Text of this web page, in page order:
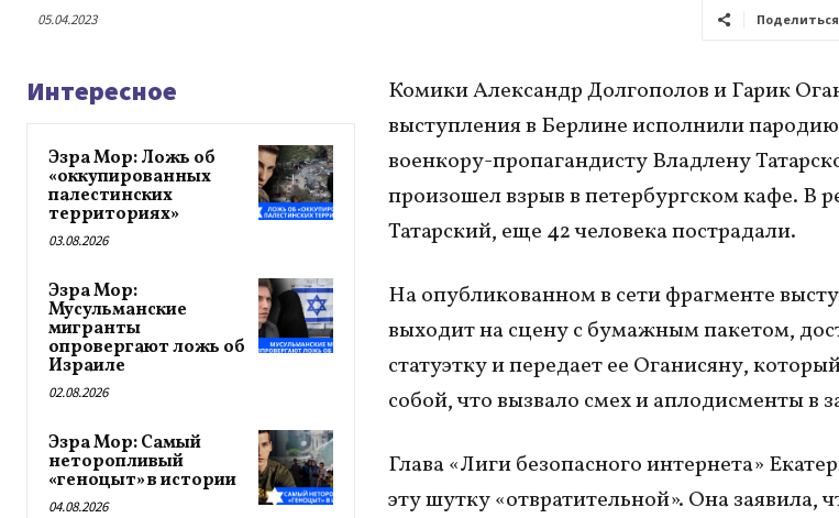
05.04.2023 Поделиться
Интересное
Эзра Мор: Ложь об
«оккупированных
палестинских
территориях»
03.08.2026
Эзра Мор:
Мусульманские
мигранты
опровергают ложь об
Израиле
02.08.2026
Эзра Мор: Самый
неторопливый
«геноцыт» в истории
04.08.2026
Комики Александр Долгополов и Гарик
выступления в Берлине исполнили
военкору-пропагандисту Владлену
произошел взрыв в петербургском кафе. В
Татарский, еще 42 человека пострадали.
На опубликованном в сети фрагменте
выходит на сцену с бумажным пакетом,
статуэтку и передает ее Оганисяну,
собой, что вызвало смех и аплодисменты в
Глава «Лиги безопасного интернета»
эту шутку «отвратительной». Она заявила,